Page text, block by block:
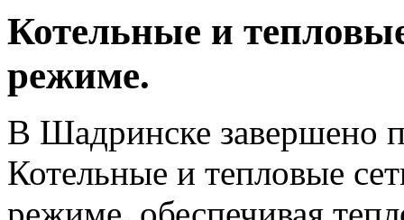
Котельные и
режиме.
В Шадринске завершено
Котельные и тепловые